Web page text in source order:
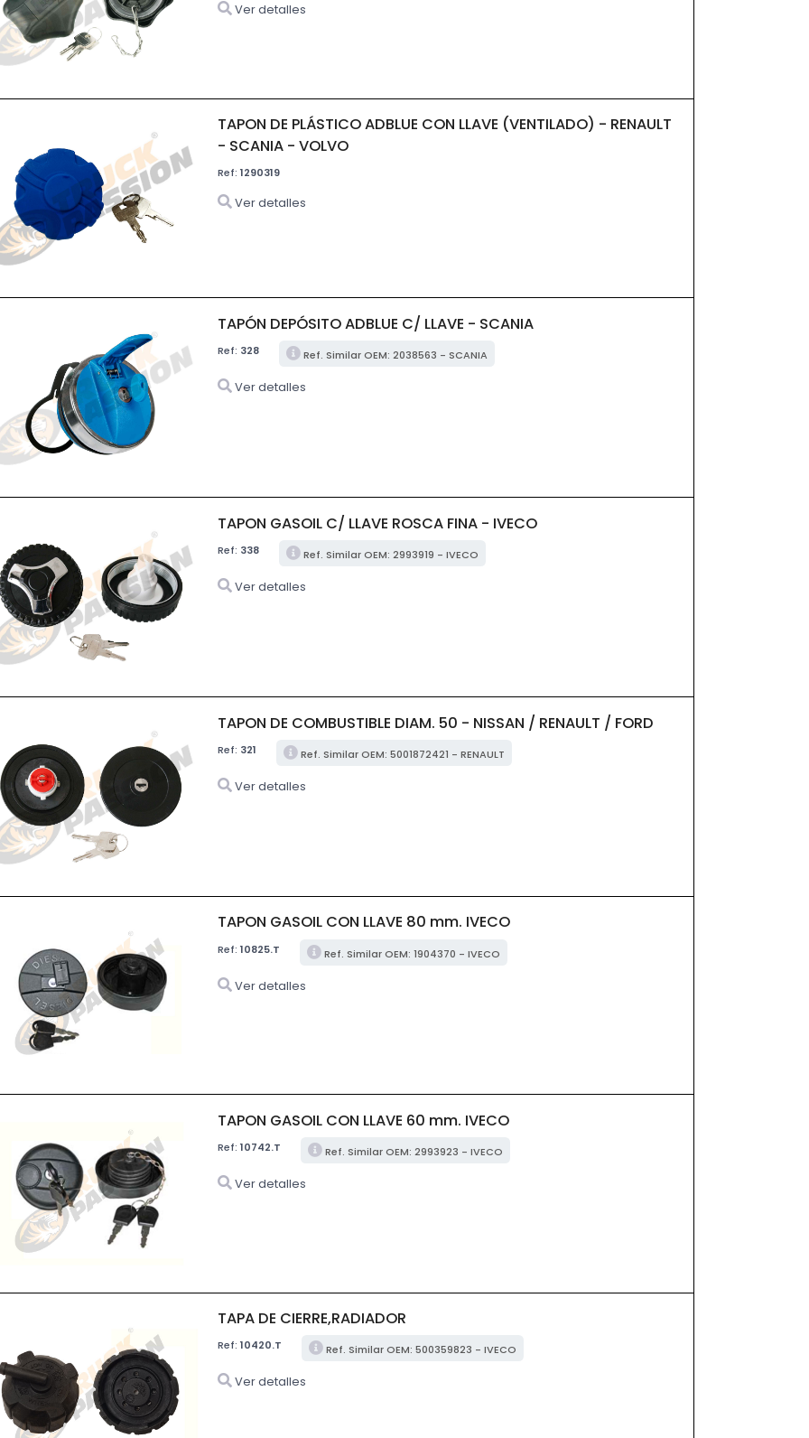
Ver detalles
TAPON DE PLÁSTICO ADBLUE CON LLAVE (VENTILADO) - RENAULT
- SCANIA - VOLVO
Ref:1290319
Ver detalles
TAPÓN DEPÓSITO ADBLUE C/ LLAVE - SCANIA
Ref: 328 Ref. Similar OEM: 2038563 - SCANIA
Ver detalles
TAPON GASOIL C/ LLAVE ROSCA FINA - IVECO
Ref: 338 Ref. Similar OEM: 2993919 - IVECO
Ver detalles
TAPON DE COMBUSTIBLE DIAM. 50 - NISSAN / RENAULT / FORD
Ref: 321 Ref. Similar OEM: 5001872421 - RENAULT
Ver detalles
TAPON GASOIL CON LLAVE 80 mm. IVECO
Ref:10825.T Ref. Similar OEM: 1904370 - IVECO
Ver detalles
TAPON GASOIL CON LLAVE 60 mm. IVECO
Ref:10742.T Ref. Similar OEM: 2993923 - IVECO
Ver detalles
TAPA DE CIERRE,RADIADOR
Ref:10420.T Ref. Similar OEM: 500359823 - IVECO
Ver detalles